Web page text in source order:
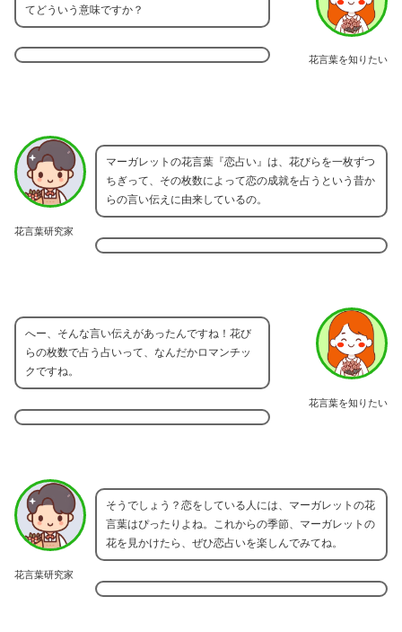
花言葉を知りたい
てどういう意味ですか？
花言葉研究家
マーガレットの花言葉『恋占い』は、花びらを一枚ずつ
ちぎって、その枚数によって恋の成就を占うという昔か
らの言い伝えに由来しているの。
花言葉を知りたい
へー、そんな言い伝えがあったんですね！花び
らの枚数で占う占いって、なんだかロマンチッ
クですね。
花言葉研究家
そうでしょう？恋をしている人には、マーガレットの花
言葉はぴったりよね。これからの季節、マーガレットの
花を見かけたら、ぜひ恋占いを楽しんでみてね。